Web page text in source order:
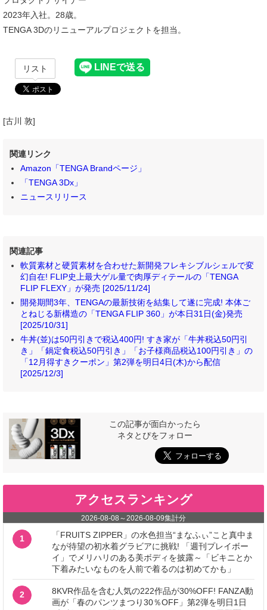
2023年入社。28歳。
TENGA 3Dのリニューアルプロジェクトを担当。
リスト
[古川 敦]
関連リンク
Amazon「TENGA Brandページ」
「TENGA 3Dx」
ニュースリリース
関連記事
軟質素材と硬質素材を合わせた新開発フレキシブルシェルで変
幻自在! FLIP史上最大ゲル量で肉厚ディテールの「TENGA
FLIP FLEXY」が発売 [2025/11/24]
開発期間3年、TENGAの最新技術を結集して遂に完成! 本体ご
とねじる新構造の「TENGA FLIP 360」が本日31日(金)発売
[2025/10/31]
牛丼(並)は50円引きで税込400円! すき家が「牛丼税込50円引
き」「鍋定食税込50円引き」「お子様商品税込100円引き」の
「12月得すきクーポン」第2弾を明日4日(木)から配信
[2025/12/3]
この記事が面白かったら
ネタとぴをフォロー
アクセスランキング
2026-08-08 ～2026-08-09集計分
1
「FRUITS ZIPPER」の水色担当“まなふぃ”こと真中ま
なが待望の初水着グラビアに挑戦! 「週刊プレイボー
イ」でメリハリのある美ボディを披露～「ビキニとか
下着みたいなものを人前で着るのは初めてかも」
2
8KVR作品を含む人気の222作品が30%OFF! FANZA動
画が「春のパンツまつり30％OFF」第2弾を明日1日